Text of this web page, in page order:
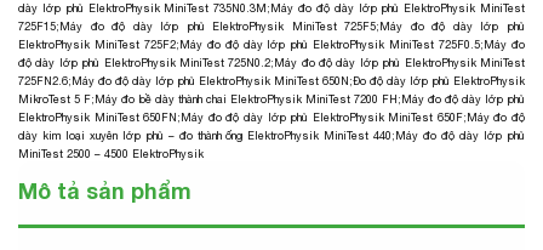
dày lớp phủ ElektroPhysik MiniTest 735N0.3M;Máy đo độ dày lớp phủ ElektroPhysik MiniTest
725F15;Máy đo độ dày lớp phủ ElektroPhysik MiniTest 725F5;Máy đo độ dày lớp phủ
ElektroPhysik MiniTest 725F2;Máy đo độ dày lớp phủ ElektroPhysik MiniTest 725F0.5;Máy đo
độ dày lớp phủ ElektroPhysik MiniTest 725N0.2;Máy đo độ dày lớp phủ ElektroPhysik MiniTest
725FN2.6;Máy đo độ dày lớp phủ ElektroPhysik MiniTest 650N;Đo độ dày lớp phủ ElektroPhysik
MikroTest 5 F;Máy đo bề dày thành chai ElektroPhysik MiniTest 7200 FH;Máy đo độ dày lớp phủ
ElektroPhysik MiniTest 650FN;Máy đo độ dày lớp phủ ElektroPhysik MiniTest 650F;Máy đo độ
dày kim loại xuyên lớp phủ – đo thành ống ElektroPhysik MiniTest 440;Máy đo độ dày lớp phủ
MiniTest 2500 – 4500 ElektroPhysik
Mô tả sản phẩm